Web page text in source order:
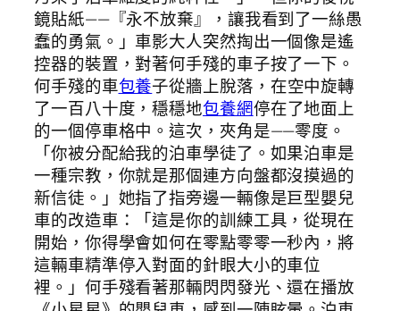
鏡貼紙——『永不放棄』，讓我看到了一絲愚
蠢的勇氣。」車影大人突然掏出一個像是遙
控器的裝置，對著何手殘的車子按了一下。
何手殘的車包養子從牆上脫落，在空中旋轉
了一百八十度，穩穩地包養網停在了地面上
的一個停車格中。這次，夾角是——零度。
「你被分配給我的泊車學徒了。如果泊車是
一種宗教，你就是那個連方向盤都沒摸過的
新信徒。」她指了指旁邊一輛像是巨型嬰兒
車的改造車：「這是你的訓練工具，從現在
開始，你得學會如何在零點零零一秒內，將
這輛車精準停入對面的針眼大小的車位
裡。」何手殘看著那輛閃閃發光、還在播放